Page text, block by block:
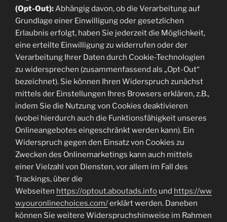
(Opt-Out): Abhängig davon, ob die Verarbeitung auf
Grundlage einer Einwilligung oder gesetzlichen
Erlaubnis erfolgt, haben Sie jederzeit die Möglichkeit,
eine erteilte Einwilligung zu widerrufen oder der
Verarbeitung Ihrer Daten durch Cookie-Technologien
zu widersprechen (zusammenfassend als „Opt-Out“
bezeichnet). Sie können Ihren Widerspruch zunächst
mittels der Einstellungen Ihres Browsers erklären, z.B.,
indem Sie die Nutzung von Cookies deaktivieren
(wobei hierdurch auch die Funktionsfähigkeit unseres
Onlineangebotes eingeschränkt werden kann). Ein
Widerspruch gegen den Einsatz von Cookies zu
Zwecken des Onlinemarketings kann auch mittels
einer Vielzahl von Diensten, vor allem im Fall des
Trackings, über die
Webseiten https://optout.aboutads.info und https://ww
w.youronlinechoices.com/erklärt werden. Daneben
können Sie weitere Widerspruchshinweise im Rahmen